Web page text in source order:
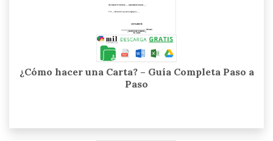
¿Cómo hacer una Carta? – Guía Completa Paso a
Paso